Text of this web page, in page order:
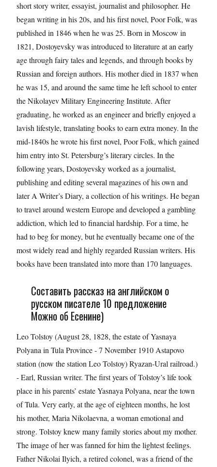
short story writer, essayist, journalist and philosopher. He
began writing in his 20s, and his first novel, Poor Folk, was
published in 1846 when he was 25. Born in Moscow in
1821, Dostoyevsky was introduced to literature at an early
age through fairy tales and legends, and through books by
Russian and foreign authors. His mother died in 1837 when
he was 15, and around the same time he left school to enter
the Nikolayev Military Engineering Institute. After
graduating, he worked as an engineer and briefly enjoyed a
lavish lifestyle, translating books to earn extra money. In the
mid-1840s he wrote his first novel, Poor Folk, which gained
him entry into St. Petersburg’s literary circles. In the
following years, Dostoyevsky worked as a journalist,
publishing and editing several magazines of his own and
later A Writer’s Diary, a collection of his writings. He began
to travel around western Europe and developed a gambling
addiction, which led to financial hardship. For a time, he
had to beg for money, but he eventually became one of the
most widely read and highly regarded Russian writers. His
books have been translated into more than 170 languages.
Составить рассказ на английском о
русском писателе 10 предложение
Можно об Есенине)
Leo Tolstoy (August 28, 1828, the estate of Yasnaya
Polyana in Tula Province - 7 November 1910 Astapovo
station (now the station Leo Tolstoy) Ryazan-Ural railroad.)
- Earl, Russian writer. The first years of Tolstoy’s life took
place in his parents’ estate Yasnaya Polyana, near the town
of Tula. Very early, at the age of eighteen months, he lost
his mother, Maria Nikolaevna, a woman emotional and
strong. Tolstoy knew many family stories about my mother.
The image of her was fanned for him the lightest feelings.
Father Nikolai Ilyich, a retired colonel, was a friend of the